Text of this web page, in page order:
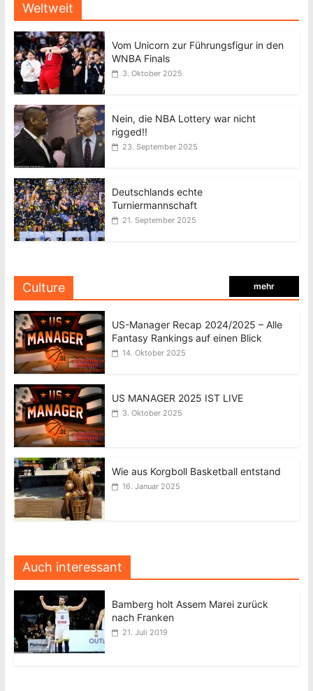
Weltweit
Vom Unicorn zur Führungsfigur in den
WNBA Finals
3. Oktober 2025
Nein, die NBA Lottery war nicht
rigged!!
23. September 2025
Deutschlands echte
Turniermannschaft
21. September 2025
Culture mehr
US-Manager Recap 2024/2025 – Alle
Fantasy Rankings auf einen Blick
14. Oktober 2025
US MANAGER 2025 IST LIVE
3. Oktober 2025
Wie aus Korgboll Basketball entstand
16. Januar 2025
Auch interessant
Bamberg holt Assem Marei zurück
nach Franken
21. Juli 2019